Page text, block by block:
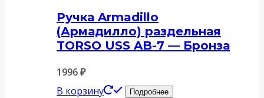
Ручка Armadillo
(Армадилло) раздельная
TORSO USS AB-7 — Бронза
1996₽
В корзину
Подробнее